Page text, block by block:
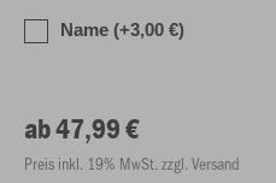
Name (+3,00 €)
ab 47,99 €
Preis inkl. 19% MwSt. zzgl. Versand